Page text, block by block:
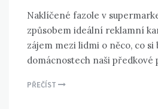
Naklíčené fazole v
způsobem ideální reklamní
zájem mezi lidmi o něco, co si
domácnostech naši předkové
PŘEČÍST